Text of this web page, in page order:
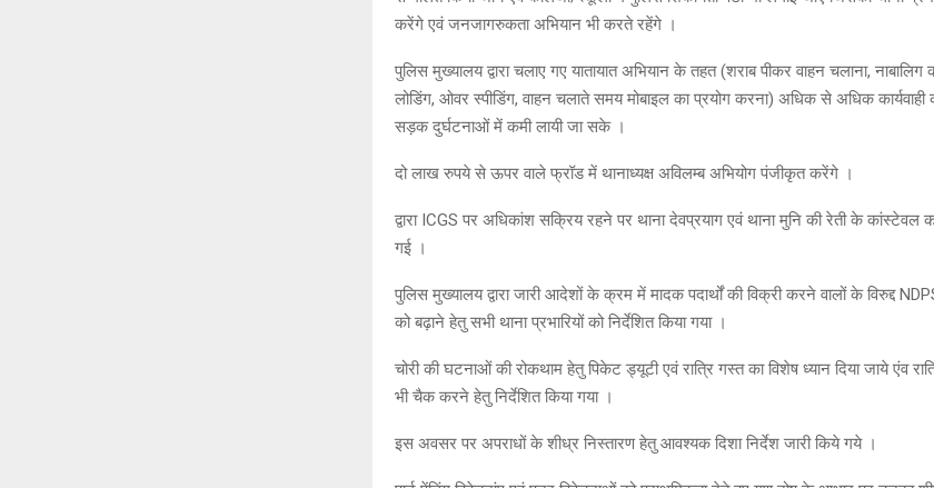
करेंगे एवं जनजागरुकता अभियान भी करते रहेंगे ।
पुलिस मुख्यालय द्वारा चलाए गए यातायात अभियान के तहत (शराब पीकर वाहन चलाना,
लोडिंग, ओवर स्पीडिंग, वाहन चलाते समय मोबाइल का प्रयोग करना) अधिक से अधिक
सड़क दुर्घटनाओं में कमी लायी जा सके ।
दो लाख रुपये से ऊपर वाले फ्रॉड में थानाध्यक्ष अविलम्ब अभियोग पंजीकृत करेंगे ।
द्वारा ICGS पर अधिकांश सक्रिय रहने पर थाना देवप्रयाग एवं थाना मुनि की रेती के कांस्टेवल
गई ।
पुलिस मुख्यालय द्वारा जारी आदेशों के क्रम में मादक पदार्थों की विक्री करने वालों के विरुद्द
को बढ़ाने हेतु सभी थाना प्रभारियों को निर्देशित किया गया ।
चोरी की घटनाओं की रोकथाम हेतु पिकेट ड्यूटी एवं रात्रि गस्त का विशेष ध्यान दिया जाये एंव
भी चैक करने हेतु निर्देशित किया गया ।
इस अवसर पर अपराधों के शीध्र निस्तारण हेतु आवश्यक दिशा निर्देश जारी किये गये ।